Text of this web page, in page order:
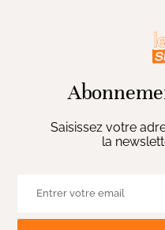
Saisissez votre
la